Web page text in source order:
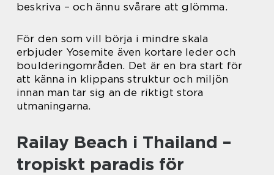
beskriva – och ännu svårare att glömma.
För den som vill börja i mindre skala
erbjuder Yosemite även kortare leder och
boulderingområden. Det är en bra start för
att känna in klippans struktur och miljön
innan man tar sig an de riktigt stora
utmaningarna.
Railay Beach i Thailand –
tropiskt paradis för